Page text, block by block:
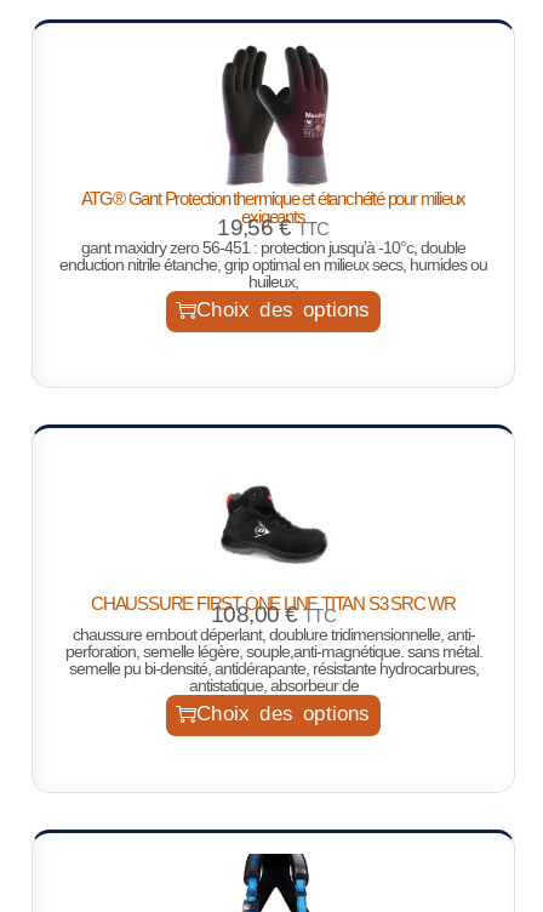
ATG® Gant Protection thermique et étanchéité pour milieux
exigeants
19,56€ TTC
gant maxidry zero 56-451 : protection jusqu’à -10°c, double
enduction nitrile étanche, grip optimal en milieux secs, humides ou
huileux,
Choix des options
CHAUSSURE FIRST ONE LINE TITAN S3 SRC WR
108,00€ TTC
chaussure embout déperlant, doublure tridimensionnelle, anti-
perforation, semelle légère, souple,anti-magnétique. sans métal.
semelle pu bi-densité, antidérapante, résistante hydrocarbures,
antistatique, absorbeur de
Choix des options